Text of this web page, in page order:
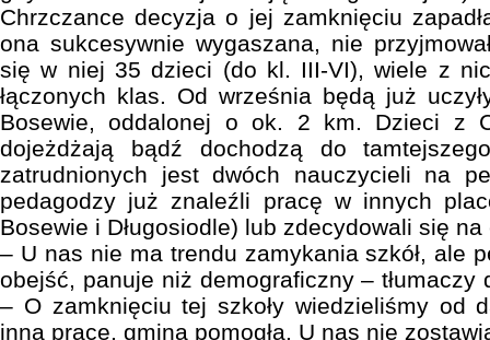
Chrzczance decyzja o jej zamknięciu
ona sukcesywnie wygaszana, nie
się w niej 35 dzieci (do kl. III-VI), wiele z
łączonych klas. Od września będą już
Bosewie, oddalonej o ok. 2 km. Dzieci z
dojeżdżają bądź dochodzą do
zatrudnionych jest dwóch nauczycieli na
pedagodzy już znaleźli pracę w innych
Bosewie i Długosiodle) lub zdecydowali się na
– U nas nie ma trendu zamykania szkół, ale
obejść, panuje niż demograficzny – tłumaczy
– O zamknięciu tej szkoły wiedzieliśmy od
inną pracę, gmina pomogła. U nas nie